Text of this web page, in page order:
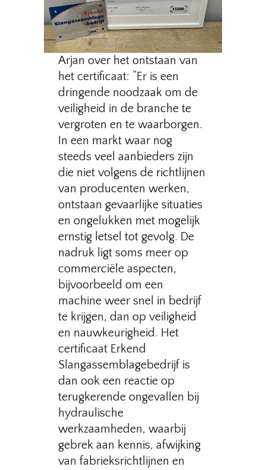
Arjan over het ontstaan van
het certificaat: ”Er is een
dringende noodzaak om de
veiligheid in de branche te
vergroten en te waarborgen.
In een markt waar nog
steeds veel aanbieders zijn
die niet volgens de richtlijnen
van producenten werken,
ontstaan gevaarlijke situaties
en ongelukken met mogelijk
ernstig letsel tot gevolg. De
nadruk ligt soms meer op
commerciële aspecten,
bijvoorbeeld om een
machine weer snel in bedrijf
te krijgen, dan op veiligheid
en nauwkeurigheid. Het
certificaat Erkend
Slangassemblagebedrijf is
dan ook een reactie op
terugkerende ongevallen bij
hydraulische
werkzaamheden, waarbij
gebrek aan kennis, afwijking
van fabrieksrichtlijnen en